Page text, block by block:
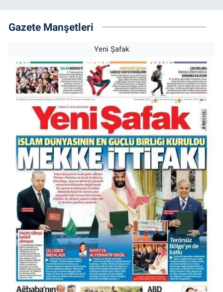
Gazete Manşetleri
Yeni Şafak